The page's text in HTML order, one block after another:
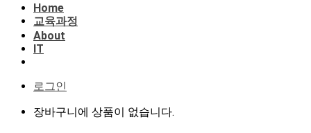
Home
교육과정
About
IT
로그인
장바구니에 상품이 없습니다.